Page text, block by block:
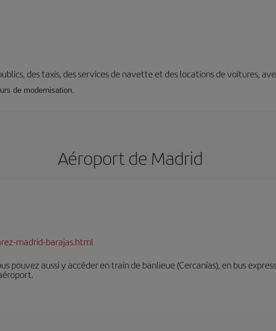
des taxis, des services de navette et des locations de voitures,
de modernisation.
Aéroport de Madrid
madrid-barajas.html
pouvez aussi y accéder en train de banlieue (Cercanías), en bus